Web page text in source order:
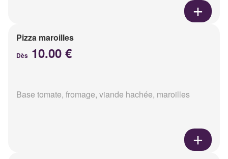
Pizza maroilles
Dès 10.00 €
Base tomate, fromage, viande hachée, maroilles